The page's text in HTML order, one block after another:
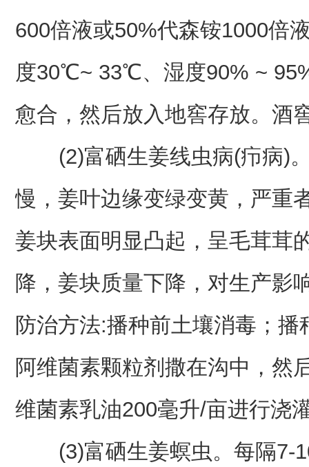
600倍液或50%代森铵1000倍
度30℃~ 33℃、湿度90% ~
愈合，然后放入地窖存放。酒
(2)富硒生姜线虫病(疖病)。
慢，姜叶边缘变绿变黄，严重
姜块表面明显凸起，呈毛茸茸
降，姜块质量下降，对生产影
防治方法:播种前土壤消毒；
阿维菌素颗粒剂撒在沟中，然
维菌素乳油200毫升/亩进行浇
(3)富硒生姜螟虫。每隔7-